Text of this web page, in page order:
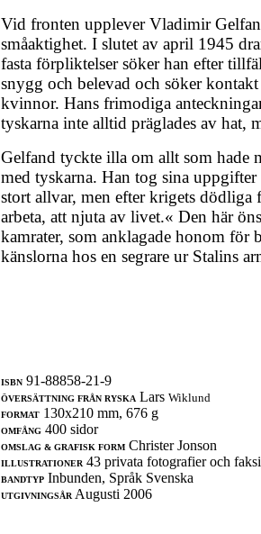
Vid fronten upplever Vladimir
småaktighet. I slutet av april 1945
fasta förpliktelser söker han efter
snygg och belevad och söker
kvinnor. Hans frimodiga
tyskarna inte alltid präglades av hat,
Gelfand tyckte illa om allt som hade
med tyskarna. Han tog sina
stort allvar, men efter krigets dödliga
arbeta, att njuta av livet.« Den här
kamrater, som anklagade honom
känslorna hos en segrare ur Stalins
ISBN 91-88858-21-9
ÖVERSÄTTNING FRÅN RYSKA Lars Wiklund
FORMAT 130x210 mm, 676 g
OMFÅNG 400 sidor
OMSLAG & GRAFISK FORM Christer Jonson
ILLUSTRATIONER 43 privata fotografier och
BANDTYP Inbunden, Språk Svenska
UTGIVNINGSÅR Augusti 2006